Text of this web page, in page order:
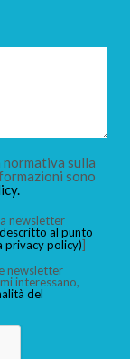
sulla
sono
newsletter
al punto
privacy policy)]
newsletter
interessano,
del